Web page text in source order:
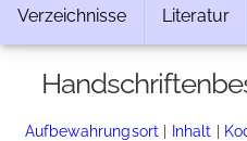
Verzeichnisse Literatur
Aufbewahrungsort | Inhalt |